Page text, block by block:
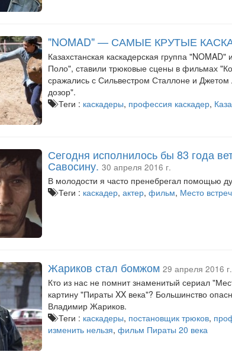
"NOMAD" — САМЫЕ КРУТЫЕ
Казахстанская каскадерская группа
Поло", ставили трюковые сцены в фильмах
сражались с Сильвестром Сталлоне и
дозор".
Теги : каскадеры, профессия каскадер,
Сегодня исполнилось бы 83 года
Савосину. 30 апреля 2016 г.
В молодости я часто пренебрегал помощью
Теги : каскадер, актер, фильм, Место
Жариков стал бомжом 29 апреля 2016 г.
Кто из нас не помнит знаменитый сериал
картину "Пираты XX века"? Большинство
Владимир Жариков.
Теги : каскадеры, постановщик трюков,
изменить нельзя, фильм Пираты 20 века